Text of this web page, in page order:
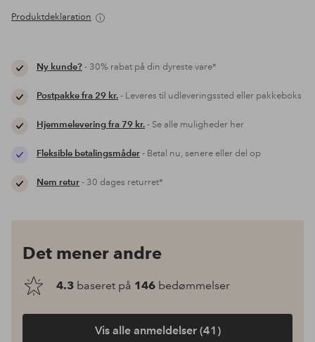
Produktdeklaration
Ny kunde?- 30% rabat på din dyreste vare*
Postpakke fra 29 kr.- Leveres til udleveringssted eller pakkeboks
Hjemmelevering fra 79 kr.- Se alle muligheder her
Fleksible betalingsmåder- Betal nu, senere eller del op
Nem retur- 30 dages returret*
Det mener andre
4.3 baseret på 146 bedømmelser
Vis alle anmeldelser (41)